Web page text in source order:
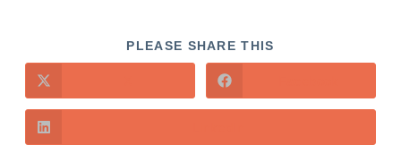
PLEASE SHARE THIS